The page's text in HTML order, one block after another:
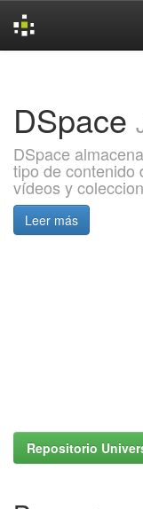
DSpace
DSpace
tipo de contenido
vídeos y
Leer más
Repositorio